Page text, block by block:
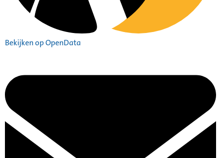
Bekijken op OpenData